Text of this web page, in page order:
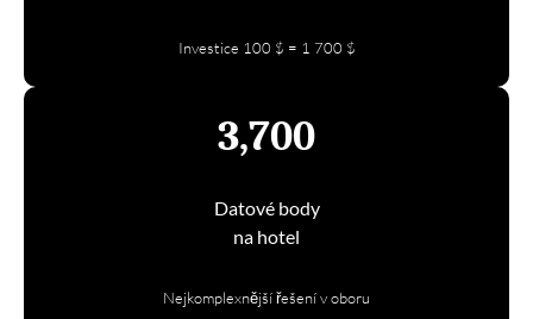
Investice 100 $ = 1 700 $
3,700
Datové body
na hotel
Nejkomplexnější řešení v oboru